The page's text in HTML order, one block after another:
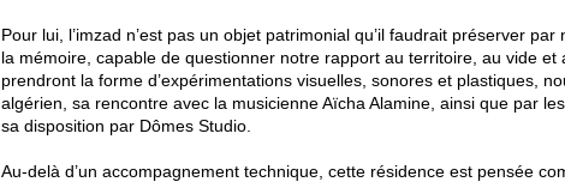
Pour lui, l’imzad n’est pas un objet patrimonial qu’il faudrait préserver
la mémoire, capable de questionner notre rapport au territoire, au vide
prendront la forme d’expérimentations visuelles, sonores et plastiques,
algérien, sa rencontre avec la musicienne Aïcha Alamine, ainsi que par
sa disposition par Dômes Studio.
Au-delà d’un accompagnement technique, cette résidence est pensée